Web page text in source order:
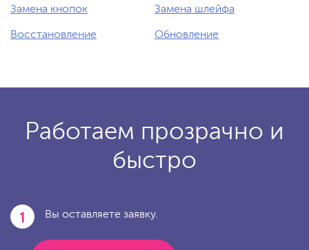
Замена кнопок Замена шлейфа
Восстановление Обновление
Работаем прозрачно и
быстро
1 Вы оставляете заявку.